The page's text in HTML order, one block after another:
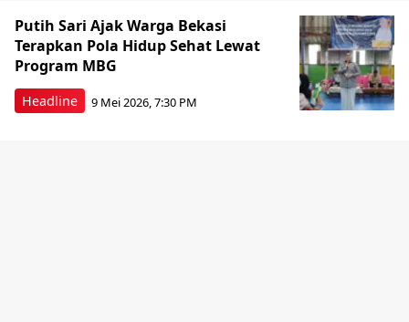
Headline
Putih Sari Ajak Warga Bekasi
Terapkan Pola Hidup Sehat Lewat
Program MBG
9 Mei 2026, 7:30 PM